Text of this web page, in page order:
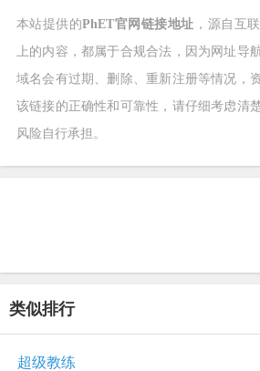
本站提供的PhET官网链接地址 ，源自互
上的内容，都属于合规合法，因为网址导
域名会有过期、删除、重新注册等情况，
该链接的正确性和可靠性，请仔细考虑清
风险自行承担。
类似排行
超级教练